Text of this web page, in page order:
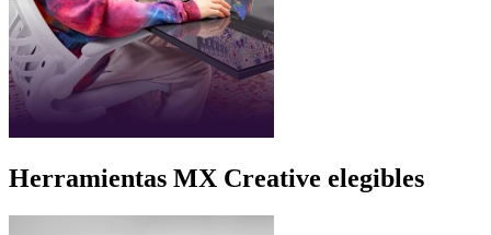
Herramientas MX Creative elegibles